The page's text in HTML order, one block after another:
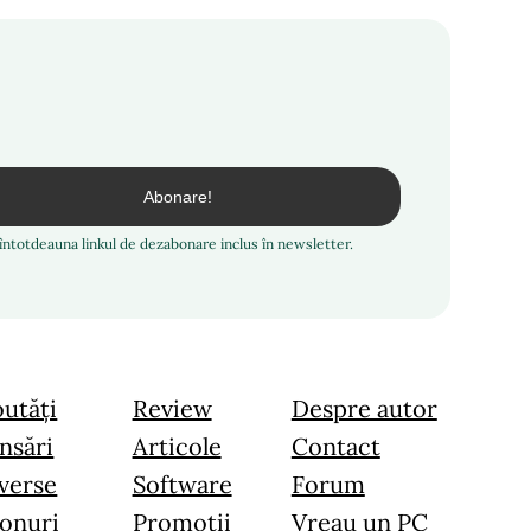
linkul de dezabonare inclus în newsletter.
Review
Articole
Software
Promoții
Despre autor
Contact
Forum
Vreau un PC